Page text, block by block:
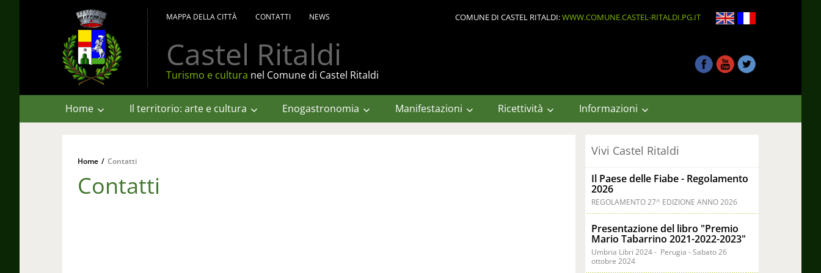
MAPPA DELLA CITTÀ CONTATTI NEWS COMUNE DI CASTEL RITALDI:WWW.COMUNE.CASTEL-RITALDI.PG.IT
Castel Ritaldi
Turismo e cultura nel Comune di Castel Ritaldi
Home Il territorio: arte e cultura Enogastronomia Manifestazioni Ricettività Informazioni
Home / Contatti
Contatti
Vivi Castel Ritaldi
Il Paese delle Fiabe - Regolamento
2026
REGOLAMENTO 27^ EDIZIONE ANNO 2026
Presentazione del libro "Premio
Mario Tabarrino 2021-2022-2023"
Umbria Libri 2024 - Perugia - Sabato 26
ottobre 2024